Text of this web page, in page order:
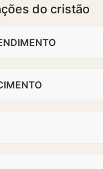
do cristão